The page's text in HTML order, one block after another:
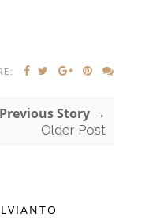
Previous Story →
Older Post